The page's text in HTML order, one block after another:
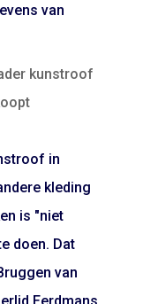
van
kunstroof
in
kleding
is "niet
doen. Dat
van
Eerdmans.